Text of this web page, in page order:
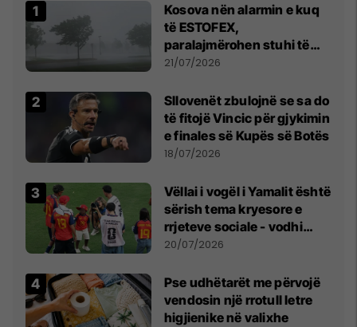
Kosova nën alarmin e kuq
të ESTOFEX,
paralajmërohen stuhi të
fuqishme me breshër dhe
21/07/2026
Sllovenët zbulojnë se sa do
të fitojë Vincic për gjykimin
e finales së Kupës së Botës
18/07/2026
Vëllai i vogël i Yamalit është
sërish tema kryesore e
rrjeteve sociale - vodhi
vëmendjen pas finales së
20/07/2026
Pse udhëtarët me përvojë
vendosin një rrotull letre
higjienike në valixhe